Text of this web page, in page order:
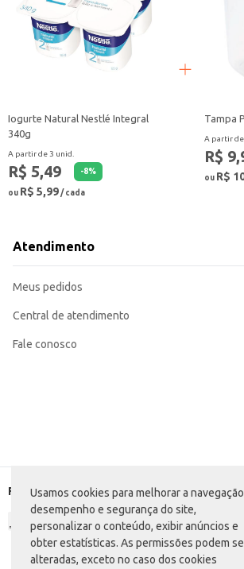
Usamos cookies para melhorar a
desempenho e segurança do site,
personalizar o conteúdo, exibir anúncios e
obter estatísticas. As permissões podem
alteradas, exceto no caso dos cookies
Iogurte Natural Nestlé Integral
340g
A partir de 3 unid.
R$ 5,49 -8%
ou R$ 5,99/ cada
Tampa
A partir de
R$
ou R$
Atendimento
Meus pedidos
Central de atendimento
Fale conosco
Formas de pagamento